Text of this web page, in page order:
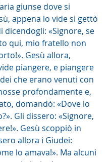
giunse dove si
appena lo vide si gettò
dicendogli: «Signore, se
qui, mio fratello non
Gesù allora,
piangere, e piangere
che erano venuti con
profondamente e,
domandò: «Dove lo
Gli dissero: «Signore,
Gesù scoppiò in
allora i Giudei:
lo amava!». Ma alcuni